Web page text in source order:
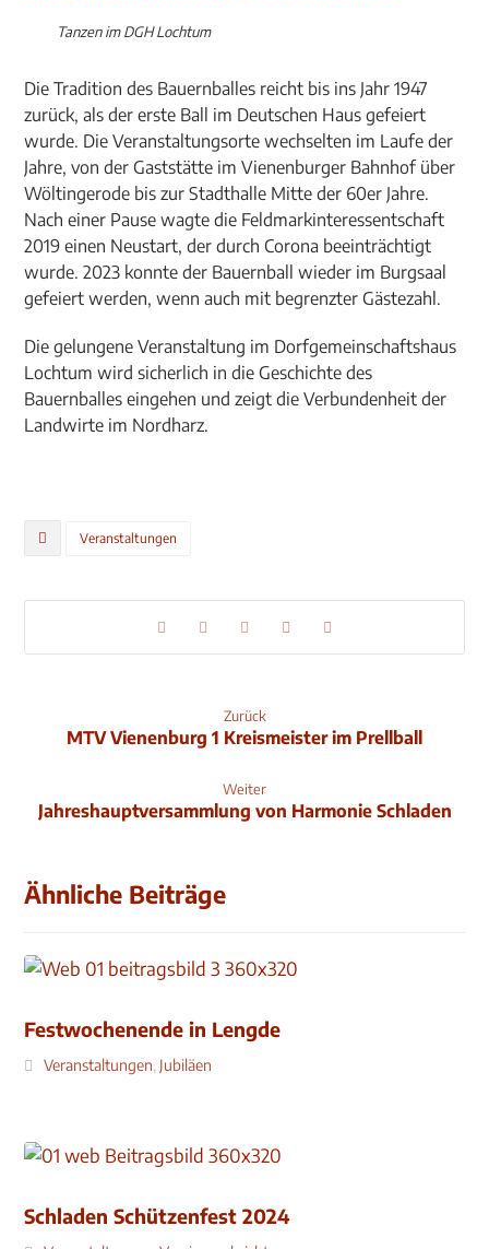
Tanzen im DGH Lochtum
Die Tradition des Bauernballes reicht bis ins Jahr 1947
zurück, als der erste Ball im Deutschen Haus gefeiert
wurde. Die Veranstaltungsorte wechselten im Laufe der
Jahre, von der Gaststätte im Vienenburger Bahnhof über
Wöltingerode bis zur Stadthalle Mitte der 60er Jahre.
Nach einer Pause wagte die Feldmarkinteressentschaft
2019 einen Neustart, der durch Corona beeinträchtigt
wurde. 2023 konnte der Bauernball wieder im Burgsaal
gefeiert werden, wenn auch mit begrenzter Gästezahl.
Die gelungene Veranstaltung im Dorfgemeinschaftshaus
Lochtum wird sicherlich in die Geschichte des
Bauernballes eingehen und zeigt die Verbundenheit der
Landwirte im Nordharz.
Veranstaltungen
Zurück
MTV Vienenburg 1 Kreismeister im Prellball
Weiter
Jahreshauptversammlung von Harmonie Schladen
Ähnliche Beiträge
Festwochenende in Lengde
Veranstaltungen, Jubiläen
Schladen Schützenfest 2024